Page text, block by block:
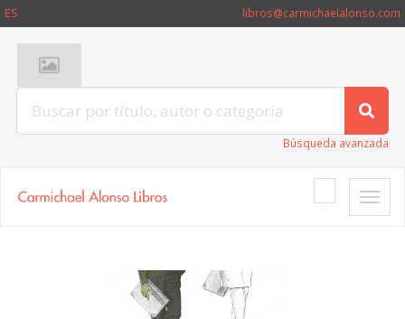
ES libros@carmichaelalonso.com
Búsqueda avanzada
Toggle